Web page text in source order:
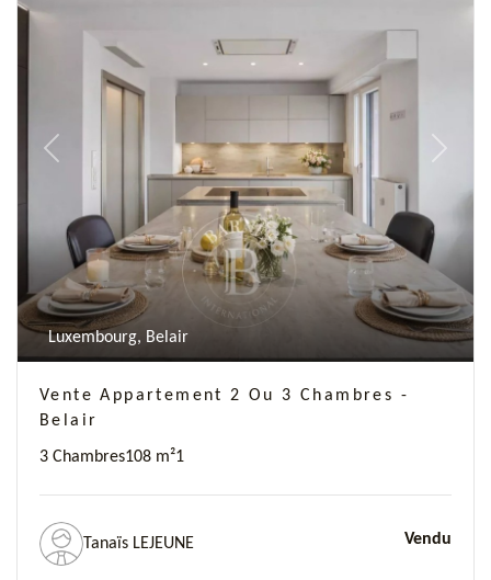
Previous Next
Luxembourg, Belair
Vente Appartement 2 Ou 3 Chambres -
Belair
3 Chambres108 m²1
Tanaïs LEJEUNE Vendu